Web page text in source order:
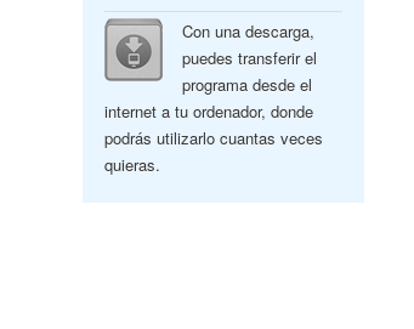
Con una descarga,
puedes transferir el
programa desde el
internet a tu ordenador, donde
podrás utilizarlo cuantas veces
quieras.